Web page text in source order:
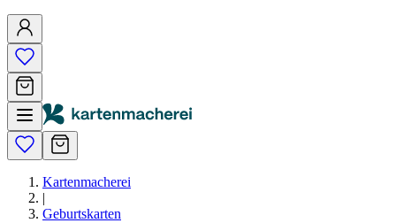
Kartenmacherei
|
Geburtskarten